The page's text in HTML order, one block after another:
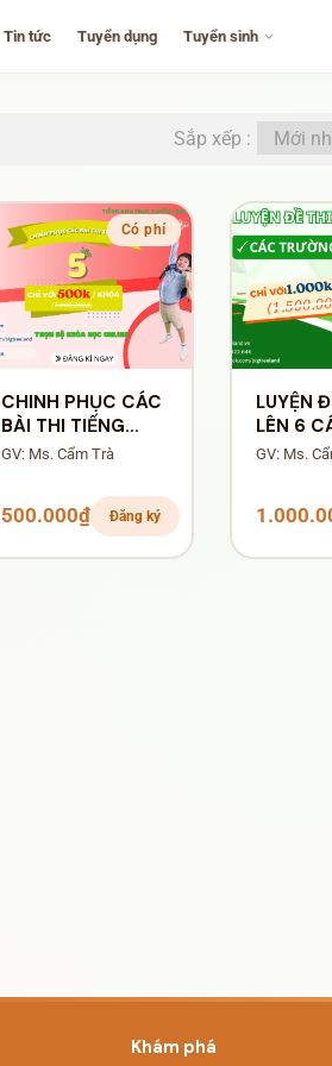
Tin tức Tuyển dụng Tuyển sinh
Sắp xếp :
Có phí
CHINH PHỤC CÁC
BÀI THI TIẾNG
ANH LỚP 5
GV: Ms. Cẩm Trà
500.000₫ Đăng ký
LUYỆN
LÊN 6
GV: Ms.
Khám phá